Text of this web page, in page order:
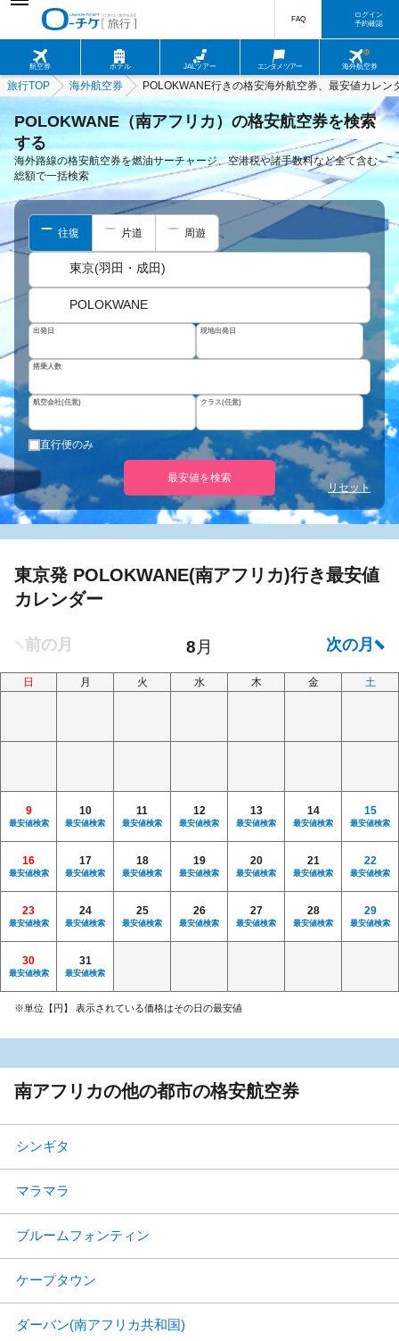
航空券 ホテル JALツアー エンタメツアー 海外航空券
FAQ
ログイン
予約確認
旅行TOP 海外航空券 POLOKWANE行きの格安海外航空券、最安値カレン
POLOKWANE（南アフリカ）の格安航空券を検索
する
海外路線の格安航空券を燃油サーチャージ、空港税や諸手数料など全て含む
総額で一括検索
往復 片道 周遊
東京(羽田・成田)
POLOKWANE
出発日 現地出発日
搭乗人数
航空会社(任意) クラス(任意)
直行便のみ
最安値を検索
リセット
東京発 POLOKWANE(南アフリカ)行き最安値
カレンダー
日 月 火 水 木 金 土
9
最安値検索
10
最安値検索
11
最安値検索
12
最安値検索
13
最安値検索
14
最安値検索
15
最安値検索
16
最安値検索
17
最安値検索
18
最安値検索
19
最安値検索
20
最安値検索
21
最安値検索
22
最安値検索
23
最安値検索
24
最安値検索
25
最安値検索
26
最安値検索
27
最安値検索
28
最安値検索
29
最安値検索
30
最安値検索
31
最安値検索
※単位【円】 表示されている価格はその日の最安値
南アフリカの他の都市の格安航空券
シンギタ
マラマラ
ブルームフォンティン
ケープタウン
ダーバン(南アフリカ共和国)